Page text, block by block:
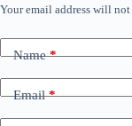
Your email address will not
Name*
Email*